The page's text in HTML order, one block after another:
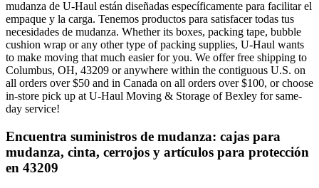
mudanza de U-Haul están diseñadas específicamente para facilitar el
empaque y la carga. Tenemos productos para satisfacer todas tus
necesidades de mudanza. Whether its boxes, packing tape, bubble
cushion wrap or any other type of packing supplies, U-Haul wants
to make moving that much easier for you. We offer free shipping to
Columbus, OH, 43209 or anywhere within the contiguous U.S. on
all orders over $50 and in Canada on all orders over $100, or choose
in-store pick up at U-Haul Moving & Storage of Bexley for same-
day service!
Encuentra suministros de mudanza: cajas para
mudanza, cinta, cerrojos y artículos para protección
en 43209